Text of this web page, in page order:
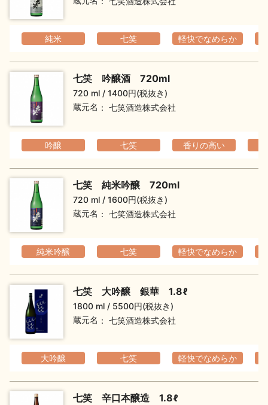
純米 七笑 軽快でなめらか
七笑 吟醸酒 720ml
720 ml
1400円(税抜き)
蔵元名
七笑酒造株式会社
吟醸 七笑 香りの高い
七笑 純米吟醸 720ml
720 ml
1600円(税抜き)
蔵元名
七笑酒造株式会社
純米吟醸 七笑 軽快でなめらか
七笑 大吟醸 銀華 1.8ℓ
1800 ml
5500円(税抜き)
蔵元名
七笑酒造株式会社
大吟醸 七笑 軽快でなめらか
七笑 辛口本醸造 1.8ℓ